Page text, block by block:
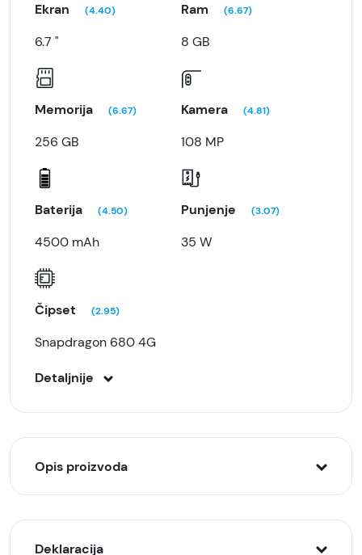
Ekran (4.40)
6.7 "
Ram (6.67)
8 GB
Memorija (6.67)
256 GB
Kamera (4.81)
108 MP
Baterija (4.50)
4500 mAh
Punjenje (3.07)
35 W
Čipset (2.95)
Snapdragon 680 4G
Detaljnije
Opis proizvoda
Deklaracija